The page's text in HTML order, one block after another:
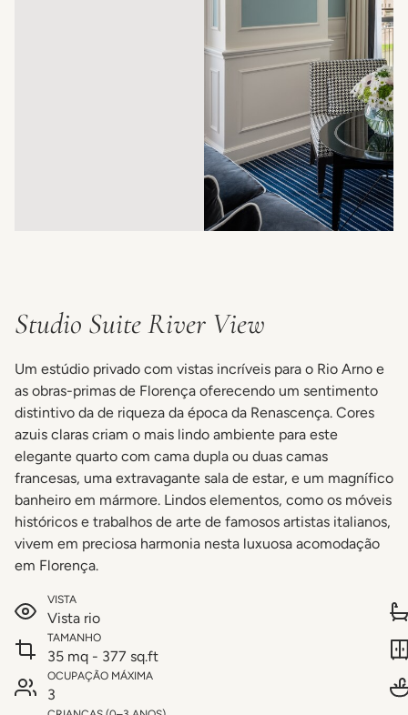
Studio Suite River View
Um estúdio privado com vistas incríveis para o Rio Arno e
as obras-primas de Florença oferecendo um sentimento
distintivo da de riqueza da época da Renascença. Cores
azuis claras criam o mais lindo ambiente para este
elegante quarto com cama dupla ou duas camas
francesas, uma extravagante sala de estar, e um magnífico
banheiro em mármore. Lindos elementos, como os móveis
históricos e trabalhos de arte de famosos artistas italianos,
vivem em preciosa harmonia nesta luxuosa acomodação
em Florença.
VISTA
Vista rio
TAMANHO
35 mq - 377 sq.ft
OCUPAÇÃO MÁXIMA
3